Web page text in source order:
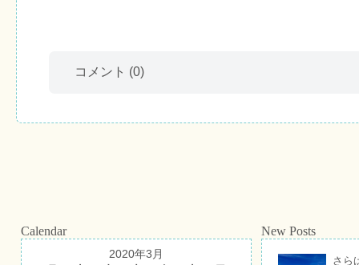
コメント (0)
Calendar
2020年3月
New Posts
さら